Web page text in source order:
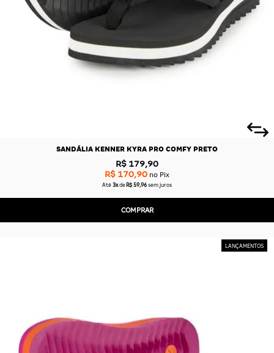
SANDÁLIA KENNER KYRA PRO COMFY PRETO
R$ 179,90
R$ 170,90 no Pix
Até 3x de R$ 59,96 sem juros
COMPRAR